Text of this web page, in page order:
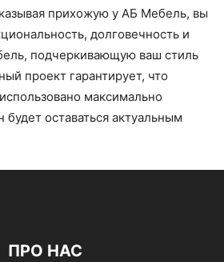
прихожую у АБ Мебель, вы
долговечность и
подчеркивающую ваш стиль
проект гарантирует, что
максимально
будет оставаться актуальным
ПРО НАС